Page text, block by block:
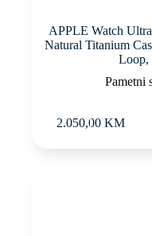
APPLE Watch
Natural Titanium
Loop,
Pametni
2.050,00 KM